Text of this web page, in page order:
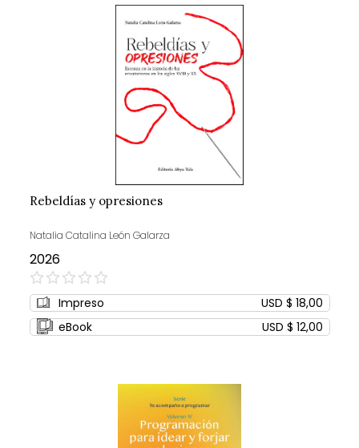
Rebeldías y opresiones
Natalia Catalina León Galarza
2026
0%
Impreso
USD $ 18,00
eBook
USD $ 12,00